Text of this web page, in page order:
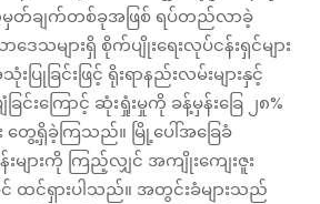
မှတ်ချက်တစ်ခုအဖြစ် ရပ်တည်လာခဲ့
သများရှိ စိုက်ပျိုးရေးလုပ်ငန်းရှင်များ
ပြုခြင်းဖြင့် ရိုးရာနည်းလမ်းများနှင့်
င်းကြောင့် ဆုံးရှုံးမှုကို ခန့်မှန်းခြေ ၂၈%
တွေ့ရှိခဲ့ကြသည်။ မြို့ပေါ်အခြေခံ
ားကို ကြည့်လျှင် အကျိုးကျေးဇူး
ထင်ရှားပါသည်။ အတွင်းခံများသည်